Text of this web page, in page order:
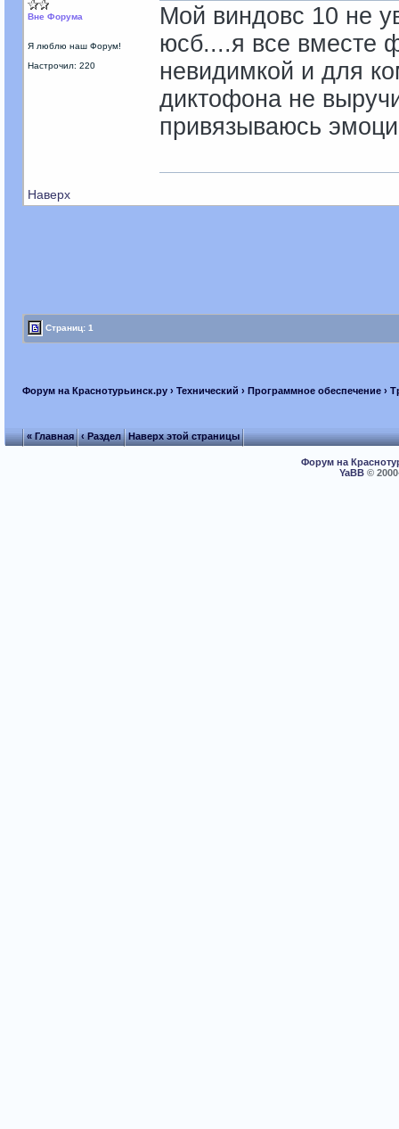
Вне Форума
Я люблю наш Форум!
Настрочил: 220
Мой виндовс 10 не
юсб....я все вместе
невидимкой и для
диктофона не
привязываюсь
Наверх
Страниц: 1
Форум на Краснотурьинск.ру› Технический › Программное обеспечение›
« Главная ‹ Раздел Наверх этой страницы
Форум на
YaBB©